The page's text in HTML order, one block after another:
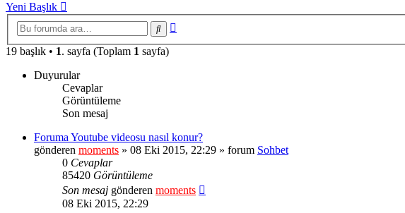
Yeni Başlık
Ara
19 başlık • 1. sayfa (Toplam 1 sayfa)
Duyurular
Cevaplar
Görüntüleme
Son mesaj
Foruma Youtube videosu nasıl konur?
gönderen moments » 08 Eki 2015, 22:29 » forum Sohbet
0 Cevaplar
85420 Görüntüleme
Son mesaj gönderen moments
08 Eki 2015, 22:29